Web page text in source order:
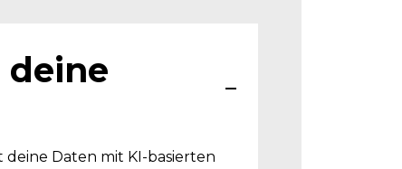
deine
Daten mit KI-basierten